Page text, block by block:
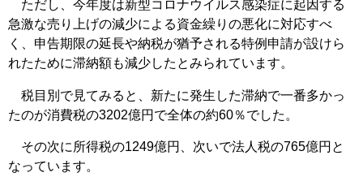
ただし、今年度は新型コロナウイルス感染症に起因する
急激な売り上げの減少による資金繰りの悪化に対応すべ
く、申告期限の延長や納税が猶予される特例申請が設けら
れたために滞納額も減少したとみられています。
税目別で見てみると、新たに発生した滞納で一番多かっ
たのが消費税の3202億円で全体の約60％でした。
その次に所得税の1249億円、次いで法人税の765億円と
なっています。